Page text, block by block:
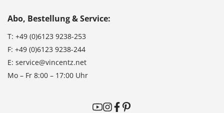
Abo, Bestellung & Service:
T: +49 (0)6123 9238-253
F: +49 (0)6123 9238-244
E: service@vincentz.net
Mo – Fr 8:00 – 17:00 Uhr